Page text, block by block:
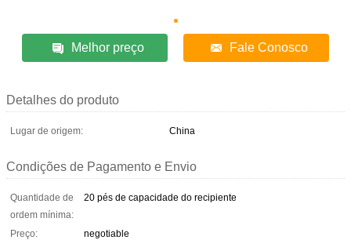
Melhor preço Fale Conosco
Detalhes do produto
Lugar de origem: China
Condições de Pagamento e Envio
Quantidade de
ordem mínima:
20 pés de capacidade do recipiente
Preço:
negotiable